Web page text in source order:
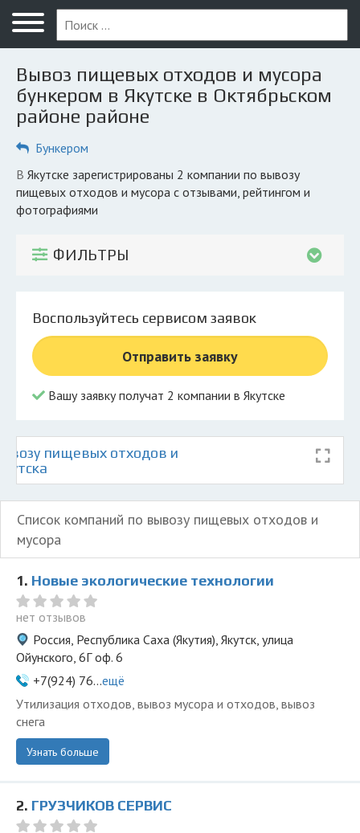
Меню
Главная
Вопрос юристу
Якутск
ПОЛЬЗОВАТЕЛЯМ
Компании
Экоблог
Личный кабинет
Вывоз пищевых отходов и мусора
бункером в Якутске в Октябрьском
районе районе
Бункером
в Якутске зарегистрированы 2 компании по вывозу
пищевых отходов и мусора с отзывами, рейтингом и
фотографиями
ФИЛЬТРЫ
Воспользуйтесь сервисом заявок
Отправить заявку
Вашу заявку получат 2 компании в Якутске
пищевых отходов и
Список компаний по вывозу пищевых отходов и
мусора
1. Новые экологические технологии
нет отзывов
Россия, Республика Саха (Якутия), Якутск, улица
Ойунского, 6Г оф. 6
+7(924) 76...ещё
Утилизация отходов, вывоз мусора и отходов, вывоз
снега
Узнать больше
2. ГРУЗЧИКОВ СЕРВИС